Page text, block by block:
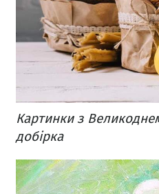
Картинки з
добірка